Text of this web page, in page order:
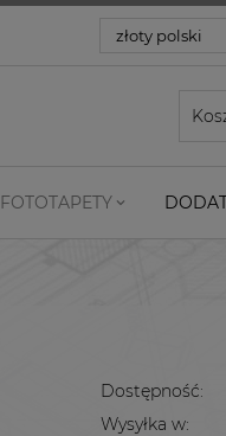
FOTOTAPETY
Dostępność:
Wysyłka w: